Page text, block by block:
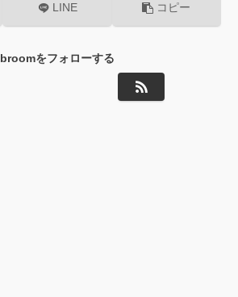
LINE コピー
broomをフォローする